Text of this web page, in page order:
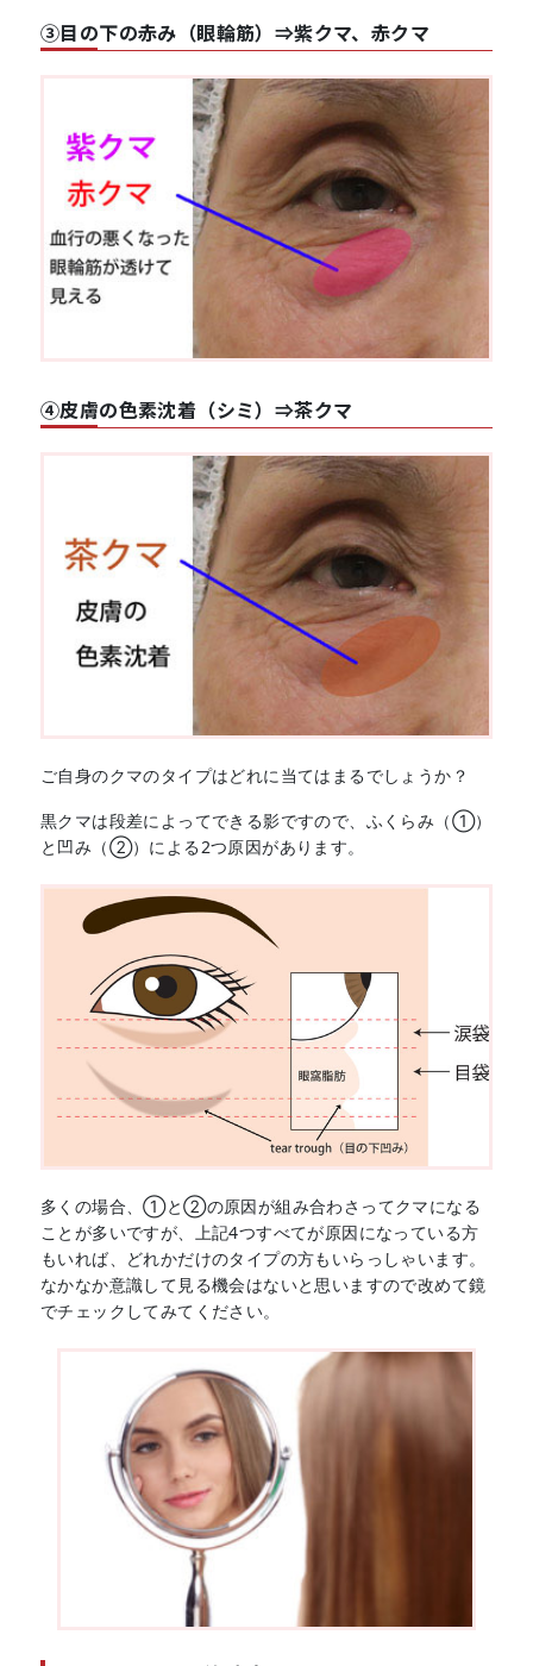
③目の下の赤み（眼輪筋）⇒紫クマ、赤クマ
④皮膚の色素沈着（シミ）⇒茶クマ
ご自身のクマのタイプはどれに当てはまるでしょうか？
黒クマは段差によってできる影ですので、ふくらみ（①）
と凹み（②）による2つ原因があります。
多くの場合、①と②の原因が組み合わさってクマになる
ことが多いですが、上記4つすべてが原因になっている方
もいれば、どれかだけのタイプの方もいらっしゃいます。
なかなか意識して見る機会はないと思いますので改めて鏡
でチェックしてみてください。